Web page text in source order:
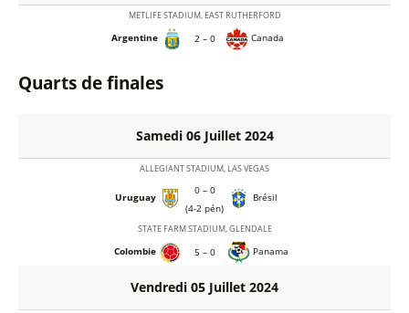
METLIFE STADIUM, EAST RUTHERFORD
Argentine 2 – 0 Canada
Quarts de finales
Samedi 06 Juillet 2024
ALLEGIANT STADIUM, LAS VEGAS
Uruguay
0 – 0
(4-2 pén)
Brésil
STATE FARM STADIUM, GLENDALE
Colombie 5 – 0 Panama
Vendredi 05 Juillet 2024